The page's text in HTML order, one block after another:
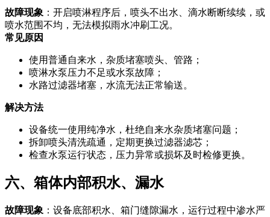
故障现象 ：开启喷淋程序后，喷头不出水、滴水断断续续，或
喷水范围不均，无法模拟雨水冲刷工况。
常见原因
使用普通自来水，杂质堵塞喷头、管路；
喷淋水泵压力不足或水泵故障；
水路过滤器堵塞，水流无法正常输送。
解决方法
设备统一使用纯净水，杜绝自来水杂质堵塞问题；
拆卸喷头清洗疏通，定期更换过滤器滤芯；
检查水泵运行状态，压力异常或损坏及时检修更换。
六、箱体内部积水、漏水
故障现象 ：设备底部积水、箱门缝隙漏水，运行过程中渗水严